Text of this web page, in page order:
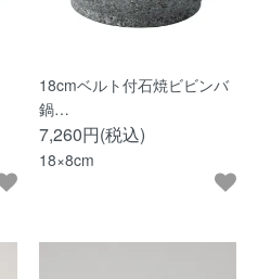
18cmベルト付石焼ビビンバ
鍋…
7,260円(税込)
18×8cm